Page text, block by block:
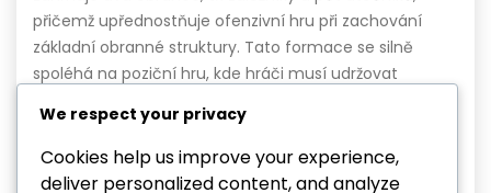
přičemž upřednostňuje ofenzivní hru při zachování
základní obranné struktury. Tato formace se silně
spoléhá na poziční hru, kde hráči musí udržovat
hry, což zajišťuje efektivní pohyb a taktickou disciplínu.
Dodržování specifických rolí a […]
We respect your privacy
Cookies help us improve your experience,
deliver personalized content, and analyze